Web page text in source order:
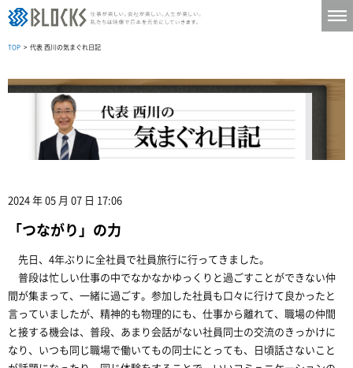
TOP > 代表 西川の気まぐれ日記
2024 年 05 月 07 日 17:06
「つながり」の力
先日、4年ぶりに全社員で社員旅行に行ってきました。
普段は忙しい仕事の中でなかなかゆっくりと過ごすことができない仲
間が集まって、一緒に過ごす。参加した社員も口々に行けて良かったと
言っていましたが、精神的も物理的にも、仕事から離れて、職場の仲間
と接する機会は、普段、あまり会話がない社員同士の交流のきっかけに
なり、いつも同じ職場で働いてもの同士にとっても、日頃話さないこと